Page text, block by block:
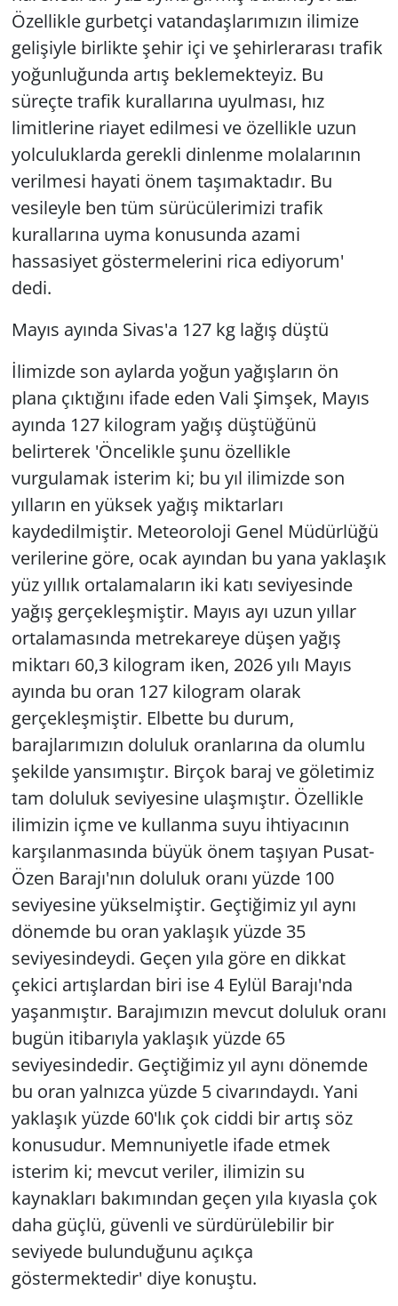
Özellikle gurbetçi vatandaşlarımızın ilimize
gelişiyle birlikte şehir içi ve şehirlerarası trafik
yoğunluğunda artış beklemekteyiz. Bu
süreçte trafik kurallarına uyulması, hız
limitlerine riayet edilmesi ve özellikle uzun
yolculuklarda gerekli dinlenme molalarının
verilmesi hayati önem taşımaktadır. Bu
vesileyle ben tüm sürücülerimizi trafik
kurallarına uyma konusunda azami
hassasiyet göstermelerini rica ediyorum'
dedi.
Mayıs ayında Sivas'a 127 kg lağış düştü
İlimizde son aylarda yoğun yağışların ön
plana çıktığını ifade eden Vali Şimşek, Mayıs
ayında 127 kilogram yağış düştüğünü
belirterek 'Öncelikle şunu özellikle
vurgulamak isterim ki; bu yıl ilimizde son
yılların en yüksek yağış miktarları
kaydedilmiştir. Meteoroloji Genel Müdürlüğü
verilerine göre, ocak ayından bu yana yaklaşık
yüz yıllık ortalamaların iki katı seviyesinde
yağış gerçekleşmiştir. Mayıs ayı uzun yıllar
ortalamasında metrekareye düşen yağış
miktarı 60,3 kilogram iken, 2026 yılı Mayıs
ayında bu oran 127 kilogram olarak
gerçekleşmiştir. Elbette bu durum,
barajlarımızın doluluk oranlarına da olumlu
şekilde yansımıştır. Birçok baraj ve göletimiz
tam doluluk seviyesine ulaşmıştır. Özellikle
ilimizin içme ve kullanma suyu ihtiyacının
karşılanmasında büyük önem taşıyan Pusat-
Özen Barajı'nın doluluk oranı yüzde 100
seviyesine yükselmiştir. Geçtiğimiz yıl aynı
dönemde bu oran yaklaşık yüzde 35
seviyesindeydi. Geçen yıla göre en dikkat
çekici artışlardan biri ise 4 Eylül Barajı'nda
yaşanmıştır. Barajımızın mevcut doluluk oranı
bugün itibarıyla yaklaşık yüzde 65
seviyesindedir. Geçtiğimiz yıl aynı dönemde
bu oran yalnızca yüzde 5 civarındaydı. Yani
yaklaşık yüzde 60'lık çok ciddi bir artış söz
konusudur. Memnuniyetle ifade etmek
isterim ki; mevcut veriler, ilimizin su
kaynakları bakımından geçen yıla kıyasla çok
daha güçlü, güvenli ve sürdürülebilir bir
seviyede bulunduğunu açıkça
göstermektedir' diye konuştu.